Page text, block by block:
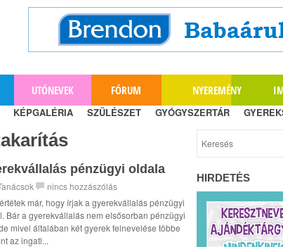
UTÓNEVEK FÓRUM NYEREMÉNY
KÉPGALÉRIA SZÜLÉSZET GYÓGYSZERTÁR
pénzügyi oldala
nincs hozzászólás
már, hogy írjak a gyerekvállalás pénzügyi
Bár a gyerekvállalás nem elsősorban pénzügyi
mivel általában két gyerek felnevelése többe
az ingatl...
HIRDETÉS